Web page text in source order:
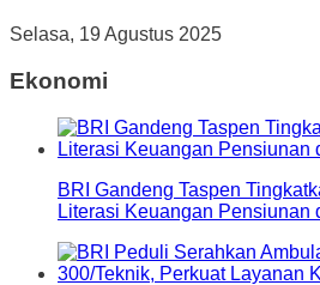
Selasa, 19 Agustus 2025
Ekonomi
BRI Gandeng Taspen
Literasi Keuangan Pensiunan